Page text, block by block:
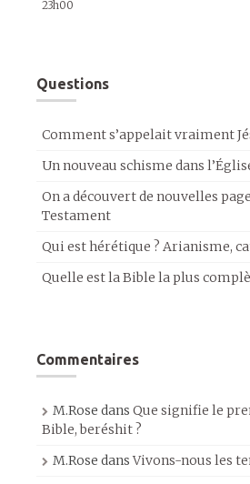
23h00
Questions
Comment s’appelait vraiment
Un nouveau schisme dans
On a découvert de nouvelles
Testament
Qui est hérétique ? Arianisme,
Quelle est la Bible la plus
Commentaires
M.Rose dans Que signifie le
Bible, beréshit ?
M.Rose dansVivons-nous les